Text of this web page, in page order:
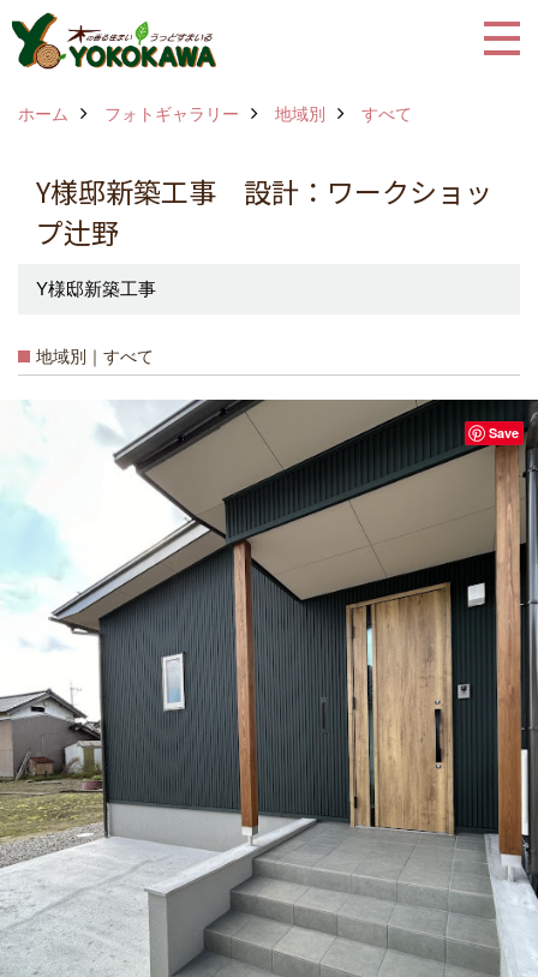
ホーム フォトギャラリー 地域別 すべて
Y様邸新築工事 設計：ワークショッ
プ辻野
Y様邸新築工事
地域別｜すべて
Save